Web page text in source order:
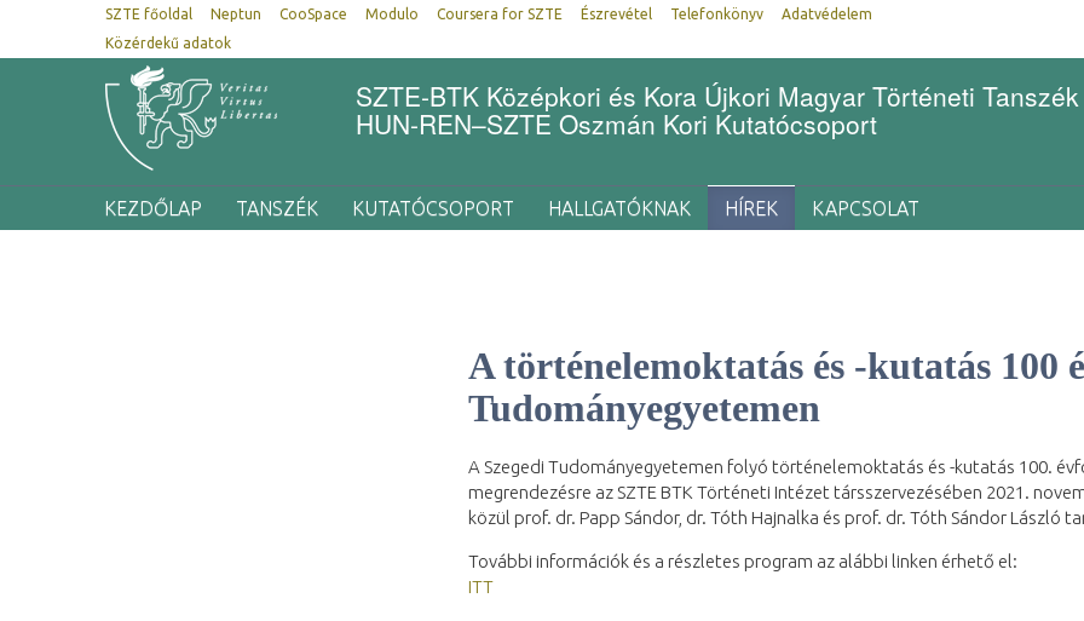
SZTE főoldal Neptun CooSpace Modulo Coursera for SZTE Észrevétel Telefonkönyv
Adatvédelem
Közérdekű adatok
SZTE-BTK Középkori és Kora Újkori Magyar Történeti Tanszék
HUN-REN–SZTE Oszmán Kori Kutatócsoport
KEZDŐLAP TANSZÉK KUTATÓCSOPORT HALLGATÓKNAK HÍREK KAPCSOLAT
A történelemoktatás és -kutatás 100
Tudományegyetemen
A Szegedi Tudományegyetemen folyó történelemoktatás és -kutatás 100.
megrendezésre az SZTE BTK Történeti Intézet társszervezésében 2021.
közül prof. dr. Papp Sándor, dr. Tóth Hajnalka és prof. dr. Tóth Sándor László
További információk és a részletes program az alábbi linken érhető el:
ITT